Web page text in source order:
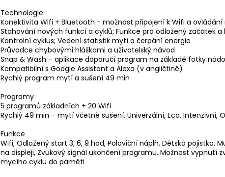
Technologie
Konektivita Wifi + Bluetooth - možnost připojení k Wifi a ovládání
Stahování nových funkcí a cyklů; Funkce pro odložený začátek a
Kontrolní cyklus; Vedení statistik mytí a čerpání energie
Průvodce chybovými hláškami a uživatelský návod
Snap & Wash – aplikace doporučí program na základě fotky
Kompatibilní s Google Assistant a Alexa (v angličtině)
Rychlý program mytí a sušení 49 min
Programy
5 programů základních + 20 Wifi
Rychlý 49 min – mytí včetně sušení, Univerzální, Eco, Intenzivní,
Funkce
Wifi, Odložený start 3, 6, 9 hod, Poloviční náplň, Dětská pojistka,
na displeji, Zvukový signál ukončení programu, Možnost vypnutí
mycího cyklu do paměti